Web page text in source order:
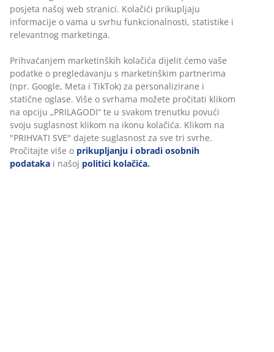
BROJ ARTIKLA: 3659498
Upute za sastavljanje
Podaci o proizvodu
Komentari
(95 )
posjeta našoj web stranici. Kolačići prikupljaju
informacije o vama u svrhu funkcionalnosti, statistike i
relevantnog marketinga.
Prihvaćanjem marketinških kolačića dijelit ćemo vaše
podatke o pregledavanju s marketinškim partnerima
(npr. Google, Meta i TikTok) za personalizirane i
statične oglase. Više o svrhama možete pročitati klikom
na opciju „PRILAGODI“ te u svakom trenutku povući
svoju suglasnost klikom na ikonu kolačića. Klikom na
"PRIHVATI SVE" dajete suglasnost za sve tri svrhe.
Pročitajte više o prikupljanju i obradi osobnih
podataka i našoj politici kolačića.